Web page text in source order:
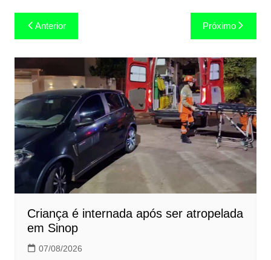
Navegação
de
Post
Anterior Próximo
Criança é internada após ser atropelada
em Sinop
07/08/2026